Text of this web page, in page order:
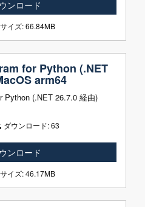
ンロード
イズ: 66.84MB
for Python (.NET
arm64
Python (.NET 26.7.0 経由)
ダウンロード:63
ンロード
イズ: 46.17MB